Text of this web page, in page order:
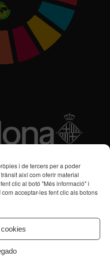
i de tercers per a poder
així com oferir material
clic al botó "Més informació" i
acceptar-les fent clic als botons
Familiar